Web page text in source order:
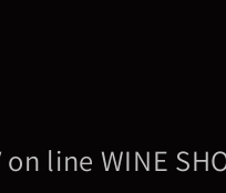
on line WINE